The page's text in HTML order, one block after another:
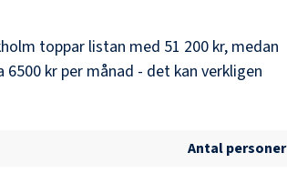
toppar listan med 51 200 kr, medan
6500 kr per månad - det kan verkligen
Antal personer